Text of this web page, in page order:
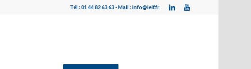
Tél : 01 44 82 63 63 - Mail : info@ieif.fr